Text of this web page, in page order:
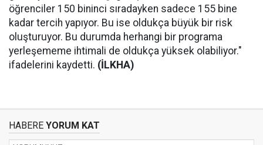
öğrenciler 150 bininci sıradayken sadece 155 bine
kadar tercih yapıyor. Bu ise oldukça büyük bir risk
oluşturuyor. Bu durumda herhangi bir programa
yerleşememe ihtimali de oldukça yüksek olabiliyor."
ifadelerini kaydetti. (İLKHA)
HABERE YORUM KAT